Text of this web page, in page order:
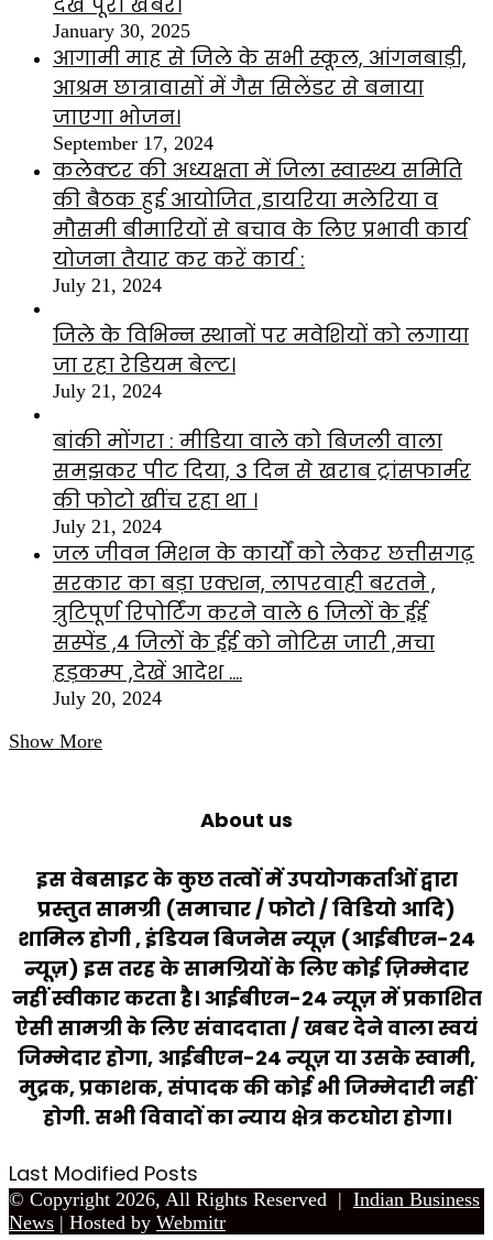
January 30, 2025
आगामी माह से जिले के सभी स्कूल, आंगनबाड़ी,
आश्रम छात्रावासों में गैस सिलेंडर से बनाया
जाएगा भोजन।
September 17, 2024
कलेक्टर की अध्यक्षता में जिला स्वास्थ्य समिति
की बैठक हुई आयोजित ,डायरिया मलेरिया व
मौसमी बीमारियों से बचाव के लिए प्रभावी कार्य
योजना तैयार कर करें कार्य :
July 21, 2024
जिले के विभिन्न स्थानों पर मवेशियों को लगाया
जा रहा रेडियम बेल्ट।
July 21, 2024
बांकी मोंगरा : मीडिया वाले को बिजली वाला
समझकर पीट दिया, 3 दिन से खराब ट्रांसफार्मर
की फोटो खींच रहा था ।
July 21, 2024
जल जीवन मिशन के कार्यों को लेकर छत्तीसगढ़
सरकार का बड़ा एक्शन, लापरवाही बरतने ,
त्रुटिपूर्ण रिपोर्टिंग करने वाले 6 जिलों के ईई
सस्पेंड ,4 जिलों के ईई को नोटिस जारी ,मचा
हड़कम्प ,देखें आदेश ….
July 20, 2024
Show More
About us
इस वेबसाइट के कुछ तत्वों में उपयोगकर्ताओं द्वारा
प्रस्तुत सामग्री (समाचार / फोटो / विडियो आदि)
शामिल होगी , इंडियन बिजनेस न्यूज़ (आईबीएन-24
न्यूज़) इस तरह के सामग्रियों के लिए कोई ज़िम्मेदार
नहीं स्वीकार करता है। आईबीएन-24 न्यूज़ में प्रकाशित
ऐसी सामग्री के लिए संवाददाता / खबर देने वाला स्वयं
जिम्मेदार होगा, आईबीएन-24 न्यूज़ या उसके स्वामी,
मुद्रक, प्रकाशक, संपादक की कोई भी जिम्मेदारी नहीं
होगी. सभी विवादों का न्याय क्षेत्र कटघोरा होगा।
Last Modified Posts
© Copyright 2026, All Rights Reserved | Indian Business
News | Hosted by Webmitr